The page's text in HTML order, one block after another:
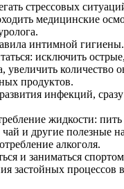
стрессовых
медицинские
интимной гигиены.
исключить
увеличить количество
продуктов.
инфекций,
жидкости:
и другие полезные
алкоголя.
и заниматься
застойных процессов